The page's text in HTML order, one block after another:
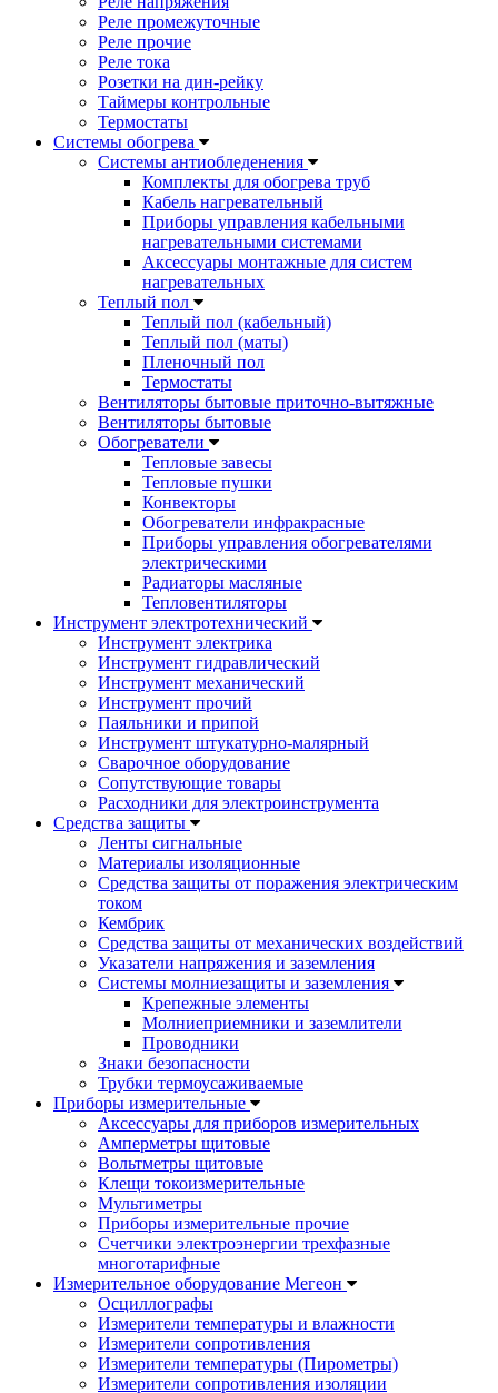
Реле промежуточные
Реле прочие
Реле тока
Розетки на дин-рейку
Таймеры контрольные
Термостаты
Системы обогрева
Системы антиобледенения
Комплекты для обогрева труб
Кабель нагревательный
Приборы управления кабельными
нагревательными системами
Аксессуары монтажные для систем
нагревательных
Теплый пол
Теплый пол (кабельный)
Теплый пол (маты)
Пленочный пол
Термостаты
Вентиляторы бытовые приточно-вытяжные
Вентиляторы бытовые
Обогреватели
Тепловые завесы
Тепловые пушки
Конвекторы
Обогреватели инфракрасные
Приборы управления обогревателями
электрическими
Радиаторы масляные
Тепловентиляторы
Инструмент электротехнический
Инструмент электрика
Инструмент гидравлический
Инструмент механический
Инструмент прочий
Паяльники и припой
Инструмент штукатурно-малярный
Сварочное оборудование
Сопутствующие товары
Расходники для электроинструмента
Cредства защиты
Ленты сигнальные
Материалы изоляционные
Средства защиты от поражения электрическим
током
Кембрик
Средства защиты от механических воздействий
Указатели напряжения и заземления
Системы молниезащиты и заземления
Крепежные элементы
Молниеприемники и заземлители
Проводники
Знаки безопасности
Трубки термоусаживаемые
Приборы измерительные
Аксессуары для приборов измерительных
Амперметры щитовые
Вольтметры щитовые
Клещи токоизмерительные
Мультиметры
Приборы измерительные прочие
Счетчики электроэнергии трехфазные
многотарифные
Измерительное оборудование Мегеон
Осциллографы
Измерители температуры и влажности
Измерители сопротивления
Измерители температуры (Пирометры)
Измерители сопротивления изоляции